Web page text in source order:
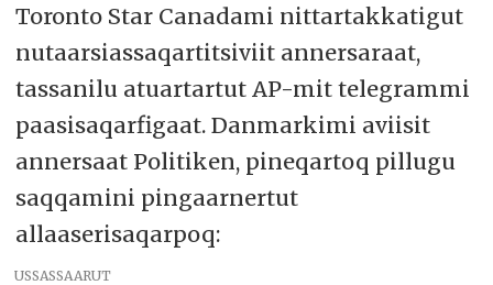
Toronto Star Canadami nittartakkatigut
nutaarsiassaqartitsiviit annersaraat,
tassanilu atuartartut AP-mit telegrammi
paasisaqarfigaat. Danmarkimi aviisit
annersaat Politiken, pineqartoq pillugu
saqqamini pingaarnertut
allaaserisaqarpoq:
USSASSAARUT